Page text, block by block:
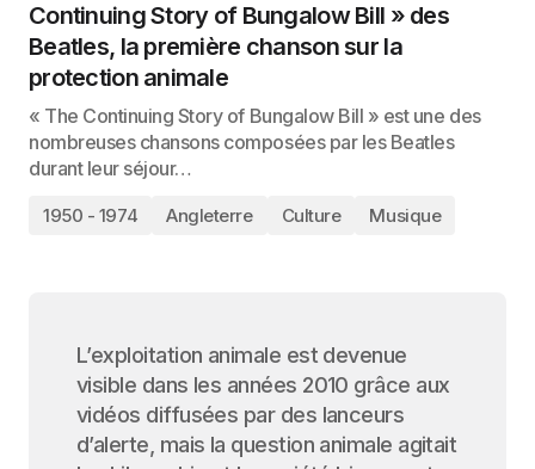
Continuing Story of Bungalow Bill » des
Beatles, la première chanson sur la
protection animale
« The Continuing Story of Bungalow Bill » est une des
nombreuses chansons composées par les Beatles
durant leur séjour…
1950 - 1974 Angleterre Culture Musique
L’exploitation animale est devenue
visible dans les années 2010 grâce aux
vidéos diffusées par des lanceurs
d’alerte, mais la question animale agitait